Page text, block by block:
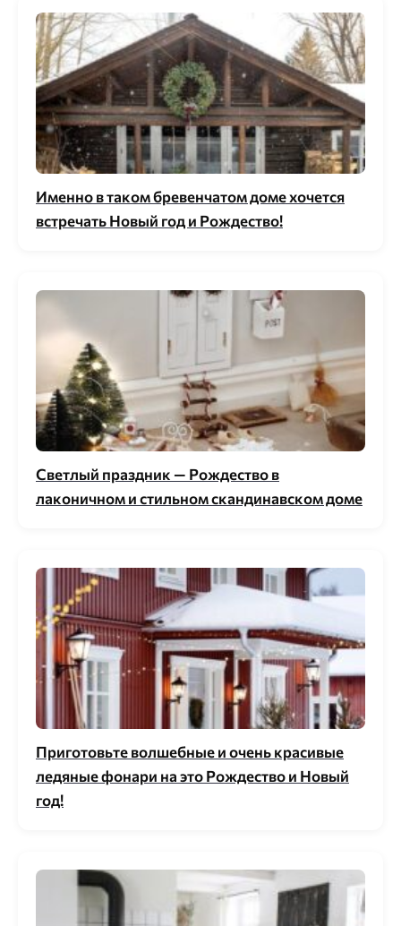
Именно в таком бревенчатом доме хочется
встречать Новый год и Рождество!
Светлый праздник — Рождество в
лаконичном и стильном скандинавском доме
Приготовьте волшебные и очень красивые
ледяные фонари на это Рождество и Новый
год!